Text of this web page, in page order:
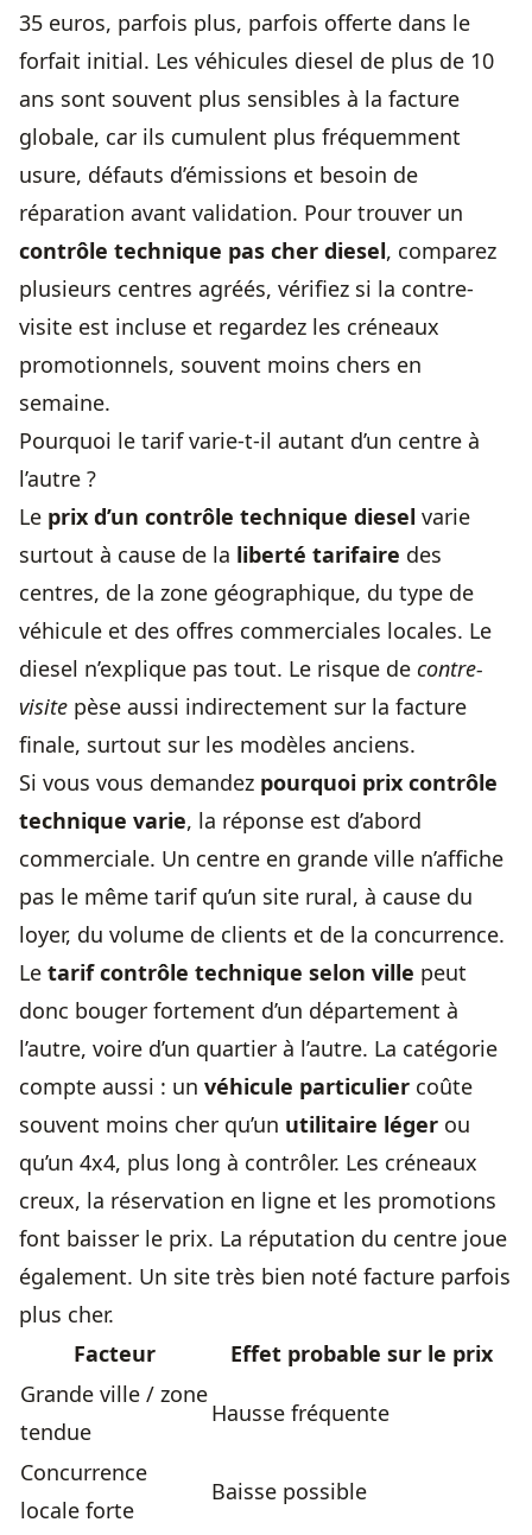
35 euros, parfois plus, parfois offerte dans le
forfait initial. Les véhicules diesel de plus de 10
ans sont souvent plus sensibles à la facture
globale, car ils cumulent plus fréquemment
usure, défauts d’émissions et besoin de
réparation avant validation. Pour trouver un
contrôle technique pas cher diesel, comparez
plusieurs centres agréés, vérifiez si la contre-
visite est incluse et regardez les créneaux
promotionnels, souvent moins chers en
semaine.
Pourquoi le tarif varie-t-il autant d’un centre à
l’autre ?
Le prix d’un contrôle technique diesel varie
surtout à cause de la liberté tarifaire des
centres, de la zone géographique, du type de
véhicule et des offres commerciales locales. Le
diesel n’explique pas tout. Le risque de contre-
visite pèse aussi indirectement sur la facture
finale, surtout sur les modèles anciens.
Si vous vous demandez pourquoi prix contrôle
technique varie, la réponse est d’abord
commerciale. Un centre en grande ville n’affiche
pas le même tarif qu’un site rural, à cause du
loyer, du volume de clients et de la concurrence.
Le tarif contrôle technique selon ville peut
donc bouger fortement d’un département à
l’autre, voire d’un quartier à l’autre. La catégorie
compte aussi : un véhicule particulier coûte
souvent moins cher qu’un utilitaire léger ou
qu’un 4x4, plus long à contrôler. Les créneaux
creux, la réservation en ligne et les promotions
font baisser le prix. La réputation du centre joue
également. Un site très bien noté facture parfois
plus cher.
Facteur
Effet probable sur le prix
Grande ville / zone
tendue
Hausse fréquente
Concurrence
locale forte
Baisse possible